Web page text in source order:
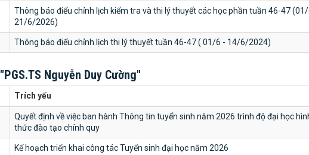
Thông báo điểu chỉnh lịch kiểm tra và thi lý thuyết các học phần tuần 46-47
21/6/2026)
Thông báo điểu chỉnh lịch thi lý thuyết tuần 46-47 ( 01/6 - 14/6/2024)
"PGS.TS Nguyễn Duy Cường"
Trích yếu
Quyết định về việc ban hành Thông tin tuyển sinh năm 2026 trình độ đại học
thức đào tạo chính quy
Kế hoạch triển khai công tác Tuyển sinh đại học năm 2026